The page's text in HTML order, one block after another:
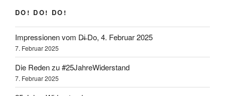
DO! DO! DO!
Impressionen vom D̶i̶ Do, 4. Februar 2025
7. Februar 2025
Die Reden zu #25JahreWiderstand
7. Februar 2025